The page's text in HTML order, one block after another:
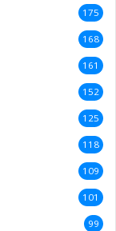
175
168
161
152
125
118
109
101
99